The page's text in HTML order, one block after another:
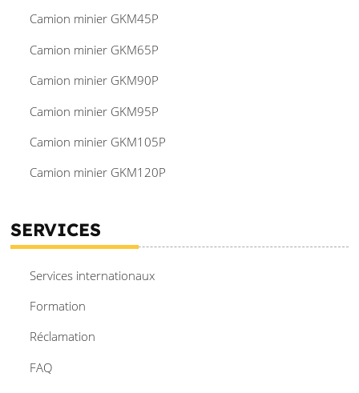
Camion minier GKM45P
Camion minier GKM65P
Camion minier GKM90P
Camion minier GKM95P
Camion minier GKM105P
Camion minier GKM120P
SERVICES
Services internationaux
Formation
Réclamation
FAQ